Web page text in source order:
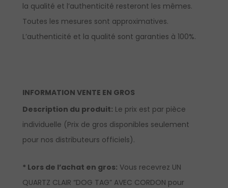
la qualité et l’authenticité resteront les mêmes.
Toutes les mesures sont approximatives.
L’authenticité et la qualité sont garanties à 100%.
INFORMATION VENTE EN GROS
Description du produit: Le prix est par pièce
individuelle (Prix de gros disponibles seulement
pour nos distributeurs officiels).
* Lors de l’achat en gros: Vous recevrez UN
QUARTZ CLAIR “DOG TAG” AVEC CORDON pour